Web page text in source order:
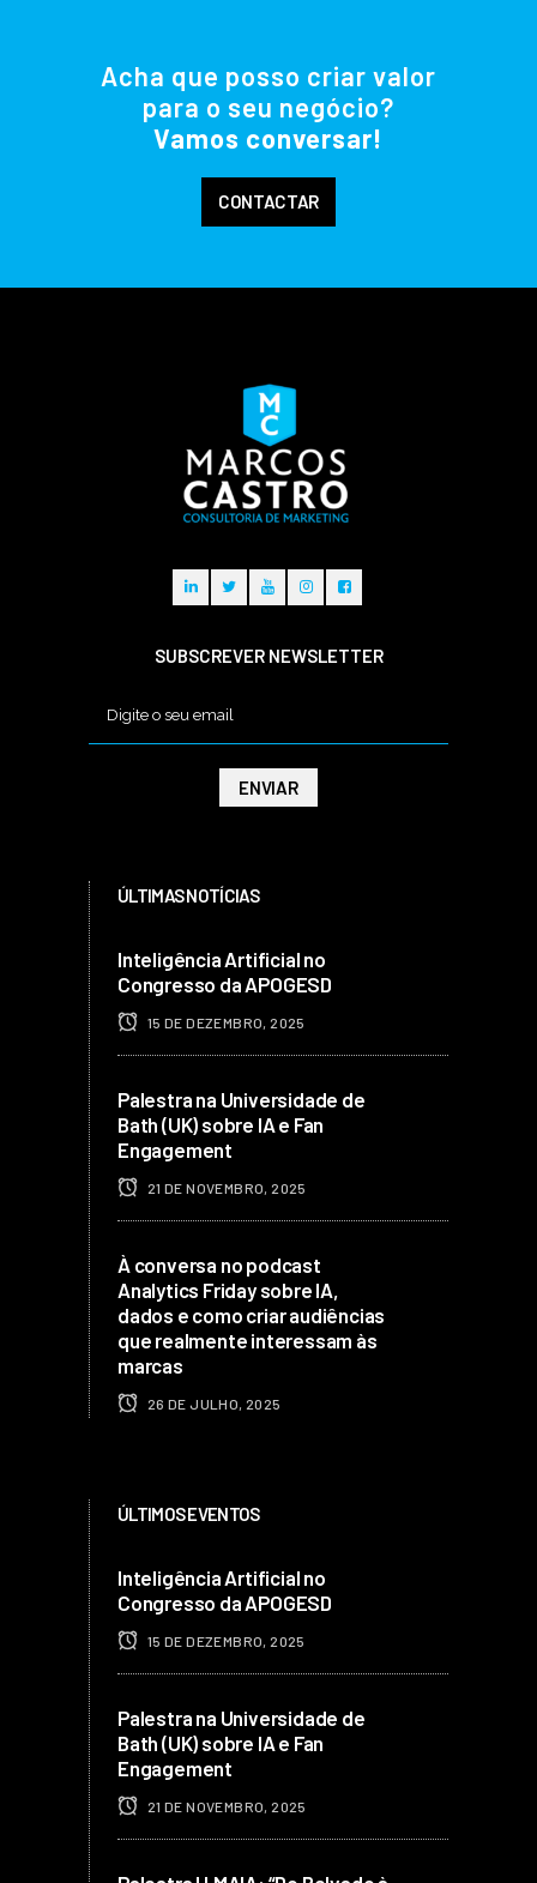
Acha que posso criar valor
para o seu negócio?
Vamos conversar!
CONTACTAR
SUBSCREVER NEWSLETTER
ÚLTIMAS NOTÍCIAS
Inteligência Artificial no
Congresso da APOGESD
15 DE DEZEMBRO, 2025
Palestra na Universidade de
Bath (UK) sobre IA e Fan
Engagement
21 DE NOVEMBRO, 2025
À conversa no podcast
Analytics Friday sobre IA,
dados e como criar audiências
que realmente interessam às
marcas
26 DE JULHO, 2025
ÚLTIMOS EVENTOS
Inteligência Artificial no
Congresso da APOGESD
15 DE DEZEMBRO, 2025
Palestra na Universidade de
Bath (UK) sobre IA e Fan
Engagement
21 DE NOVEMBRO, 2025